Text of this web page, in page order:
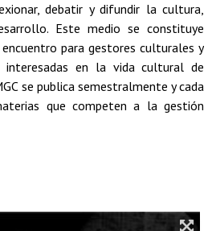
debatir y difundir la cultura,
Este medio se constituye
para gestores culturales y
interesadas en la vida cultural de
se publica semestralmente y cada
que competen a la gestión